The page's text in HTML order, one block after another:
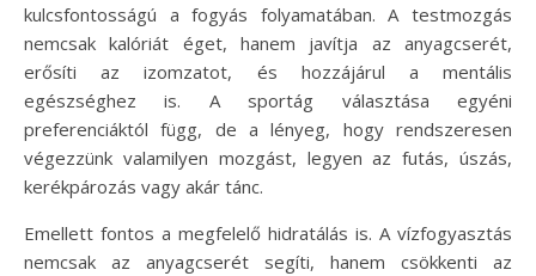
kulcsfontosságú a fogyás folyamatában. A testmozgás
nemcsak kalóriát éget, hanem javítja az anyagcserét,
erősíti az izomzatot, és hozzájárul a mentális
egészséghez is. A sportág választása egyéni
preferenciáktól függ, de a lényeg, hogy rendszeresen
végezzünk valamilyen mozgást, legyen az futás, úszás,
kerékpározás vagy akár tánc.
Emellett fontos a megfelelő hidratálás is. A vízfogyasztás
nemcsak az anyagcserét segíti, hanem csökkenti az